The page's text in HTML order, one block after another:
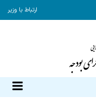
ارتباط با وزیر